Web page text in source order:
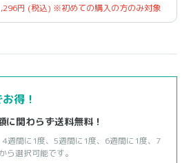
円 (税込) ※初めての購入の方のみ対象
得！
に関わらず送料無料！
週間に1度、5週間に1度、6週間に1度、7
ら選択可能です。